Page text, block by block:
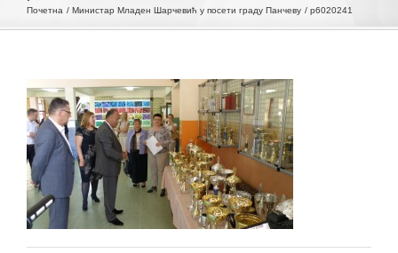
Почетна Министар Младен Шарчевић у посети граду Панчеву p6020241